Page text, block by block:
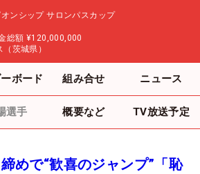
ンシップ サロンパスカップ
総額 ¥120,000,000
茨城県）
ボード 組み合せ ニュース
選手 概要など TV放送予定
めで“歓喜のジャンプ”「恥